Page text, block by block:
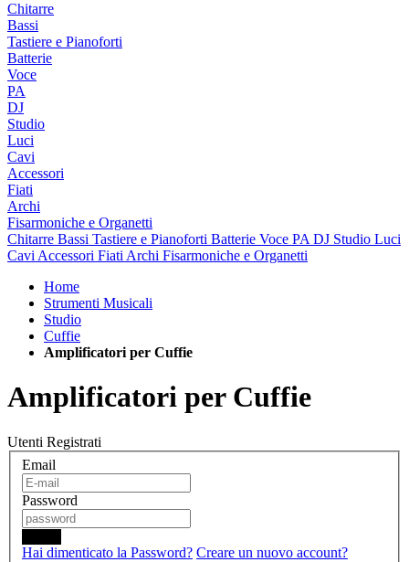
Chitarre
Bassi
Tastiere e Pianoforti
Batterie
Voce
PA
DJ
Studio
Luci
Cavi
Accessori
Fiati
Archi
Fisarmoniche e Organetti
Chitarre Bassi Tastiere e Pianoforti Batterie Voce PA DJ Studio Luci
Cavi Accessori Fiati Archi Fisarmoniche e Organetti
Home
Strumenti Musicali
Studio
Cuffie
Amplificatori per Cuffie
Amplificatori per Cuffie
Utenti Registrati
Email
Password
Hai dimenticato la Password? Creare un nuovo account?